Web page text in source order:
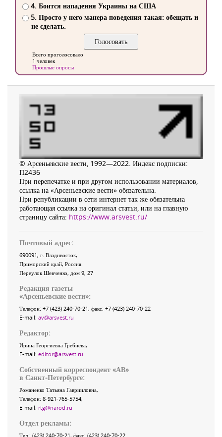
4. Боится нападения Украины на США
5. Просто у него манера поведения такая: обещать и
не сделать.
Всего проголосовало
1 человек
Прошлые опросы
© Арсеньевские вести, 1992—2022. Индекс подписки:
П2436
При перепечатке и при другом использовании материалов,
ссылка на «Арсеньевские вести» обязательна.
При републикации в сети интернет так же обязательна
работающая ссылка на оригинал статьи, или на главную
страницу сайта: https://www.arsvest.ru/
Почтовый адрес:
690091, г. Владивосток,
Приморский край, Россия
Переулок Шевченко, дом 9, 27
Редакция газеты
«Арсеньевские вести»:
Телефон: +7 (423) 240-70-21, факс: +7 (423) 240-70-22
E-mail: av@arsvest.ru
Редактор:
Ирина Георгиевна Гребнёва,
E-mail: editor@arsvest.ru
Собственный корреспондент «АВ»
в Санкт-Петербурге:
Романенко Татьяна Гаврииловна,
Телефон: 8-921-765-5754,
E-mail: rtg@narod.ru
Отдел рекламы:
Тел.: (423) 240-70-21, факс: (423) 240-70-22